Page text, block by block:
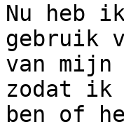
Nu heb
gebruik
van
zodat ik
ben of